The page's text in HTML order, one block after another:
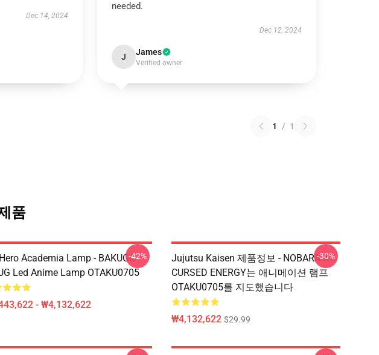
Dec 14, 2024
needed.
Dec 12, 2024
J James
Verified owner
1 / 1
품
Academia Lamp - BAKUGO
Led Anime Lamp OTAKU0705
- ₩4,132,622
-42%
Jujutsu Kaisen 제품정보 - NOBARA X
CURSED ENERGY는 애니메이션 램프
OTAKU0705를 지도했습니다
₩4,132,622 $29.99
-30%